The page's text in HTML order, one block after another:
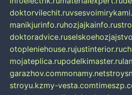
doktorvilechit.ru
manikjurinfo.ruhozjajkainfo.ru
doktoradvice.ru
otopleniehouse.rujustinterior.ru
mojateplica.rupodelkimaster.ru
garazhov.commonamy.net
stroyu.kzmy-vesta.com